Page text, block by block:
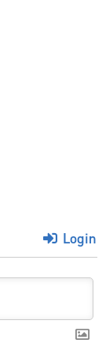
Login